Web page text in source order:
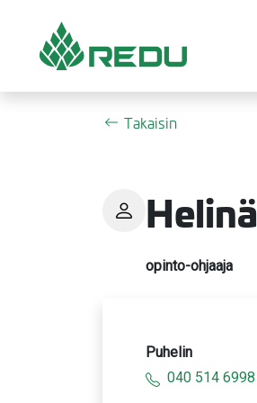
Takaisin
opinto-ohjaaja
Puhelin
040 514 6998